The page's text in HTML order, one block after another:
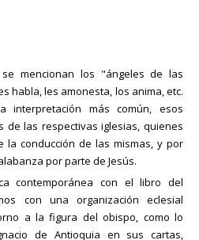
mencionan los "ángeles de las
habla, les amonesta, los anima, etc.
interpretación más común, esos
de las respectivas iglesias, quienes
la conducción de las mismas, y por
por parte de Jesús.
contemporánea con el libro del
con una organización eclesial
a la figura del obispo, como lo
de Antioquia en sus cartas,